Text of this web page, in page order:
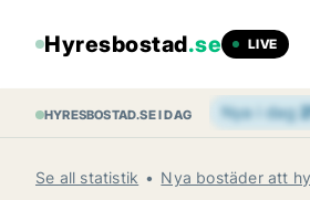
Hyresbostad.se LIVE
HYRESBOSTAD.SE I DAG Nya i dag
Se all statistik Nya bostäder att